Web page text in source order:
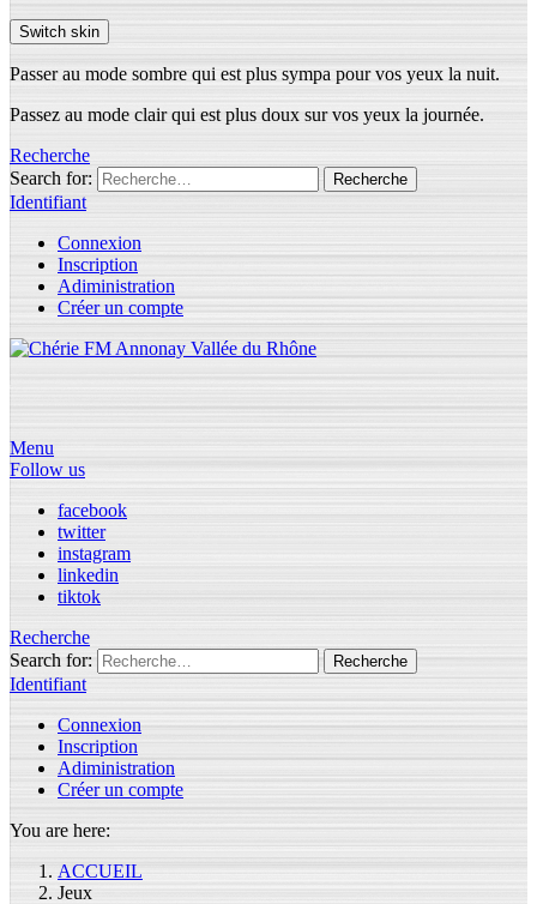
Switch skin
Passer au mode sombre qui est plus sympa pour vos yeux la nuit.
Passez au mode clair qui est plus doux sur vos yeux la journée.
Recherche
Search for:
Recherche
Identifiant
Connexion
Inscription
Adiministration
Créer un compte
Menu
Follow us
facebook
twitter
instagram
linkedin
tiktok
Recherche
Search for:
Recherche
Identifiant
Connexion
Inscription
Adiministration
Créer un compte
You are here:
ACCUEIL
Jeux